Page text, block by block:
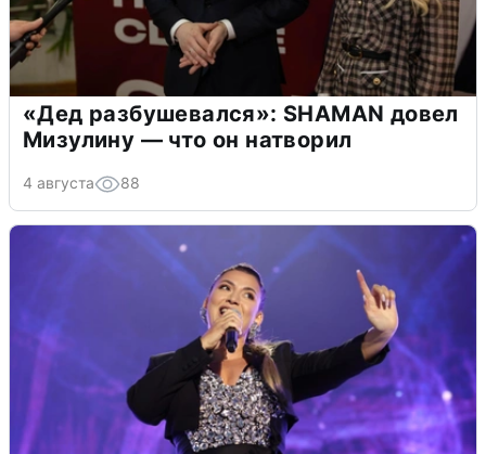
«Дед разбушевался»: SHAMAN довел
Мизулину — что он натворил
4 августа 88